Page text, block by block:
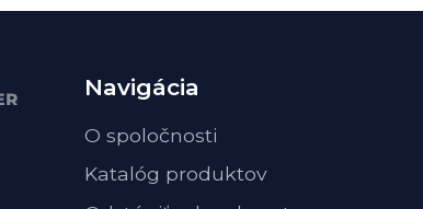
Navigácia
O spoločnosti
Katalóg produktov